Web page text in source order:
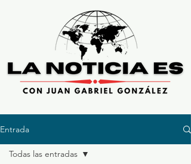
Entrada
Todas las entradas